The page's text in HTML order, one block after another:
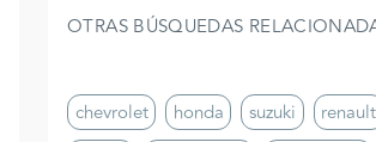
OTRAS BÚSQUEDAS
chevrolet honda suzuki
renault